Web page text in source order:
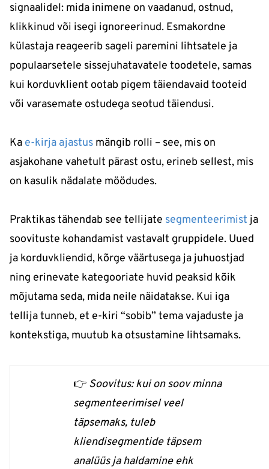
signaalidel: mida inimene on vaadanud, ostnud,
klikkinud või isegi ignoreerinud. Esmakordne
külastaja reageerib sageli paremini lihtsatele ja
populaarsetele sissejuhatavatele toodetele, samas
kui korduvklient ootab pigem täiendavaid tooteid
või varasemate ostudega seotud täiendusi.
Ka e-kirja ajastus mängib rolli – see, mis on
asjakohane vahetult pärast ostu, erineb sellest, mis
on kasulik nädalate möödudes.
Praktikas tähendab see tellijate segmenteerimist ja
soovituste kohandamist vastavalt gruppidele. Uued
ja korduvkliendid, kõrge väärtusega ja juhuostjad
ning erinevate kategooriate huvid peaksid kõik
mõjutama seda, mida neile näidatakse. Kui iga
tellija tunneb, et e-kiri “sobib” tema vajaduste ja
kontekstiga, muutub ka otsustamine lihtsamaks.
👉 Soovitus: kui on soov minna
segmenteerimisel veel
täpsemaks, tuleb
kliendisegmentide täpsem
analüüs ja haldamine ehk